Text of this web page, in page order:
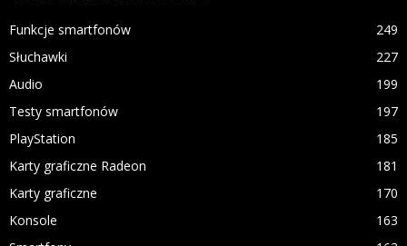
Funkcje smartfonów
249
Słuchawki
227
Audio
199
Testy smartfonów
197
PlayStation
185
Karty graficzne Radeon
181
Karty graficzne
170
Konsole
163